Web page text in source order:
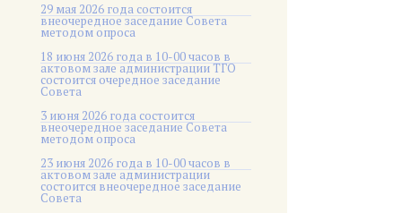
29 мая 2026 года состоится
внеочередное заседание Совета
методом опроса
18 июня 2026 года в 10-00 часов в
актовом зале администрации ТГО
состоится очередное заседание
Совета
3 июня 2026 года состоится
внеочередное заседание Совета
методом опроса
23 июня 2026 года в 10-00 часов в
актовом зале администрации
состоится внеочередное заседание
Совета